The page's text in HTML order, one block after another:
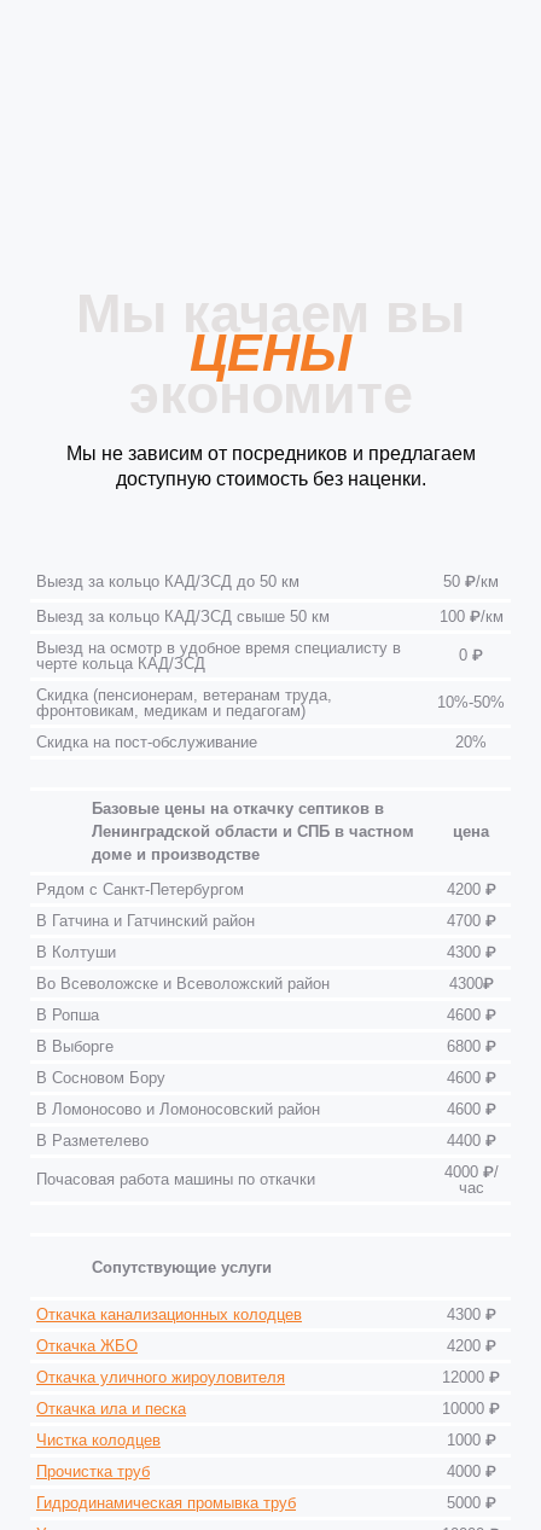
Мы не зависим от посредников и предлагаем
доступную стоимость без наценки.
ЦЕНЫ
Выезд за кольцо КАД/ЗСД до 50 км
50 ₽/км
Выезд за кольцо КАД/ЗСД свыше 50 км
100 ₽/км
Выезд на осмотр в удобное время специалисту в
черте кольца КАД/ЗСД
0 ₽
Скидка (пенсионерам, ветеранам труда,
фронтовикам, медикам и педагогам)
10%-50%
Скидка на пост-обслуживание 20%
Базовые цены на откачку септиков в
Ленинградской области и СПБ в частном
доме и производстве
цена
Рядом с Санкт-Петербургом
4200 ₽
В Гатчина и Гатчинский район
4700 ₽
В Колтуши
4300 ₽
Во Всеволожске и Всеволожский район
4300₽
В Ропша
4600 ₽
В Выборге
6800 ₽
В Сосновом Бору
4600 ₽
В Ломоносово и Ломоносовский район
4600 ₽
В Разметелево
4400 ₽
Почасовая работа машины по откачки
4000 ₽/
час
Сопутствующие услуги
Откачка канализационных колодцев
4300 ₽
Откачка ЖБО
4200 ₽
Откачка уличного жироуловителя
12000 ₽
Откачка ила и песка
10000 ₽
Чистка колодцев
1000 ₽
Прочистка труб
4000 ₽
Гидродинамическая промывка труб
5000 ₽
Мы качаем вы
экономите